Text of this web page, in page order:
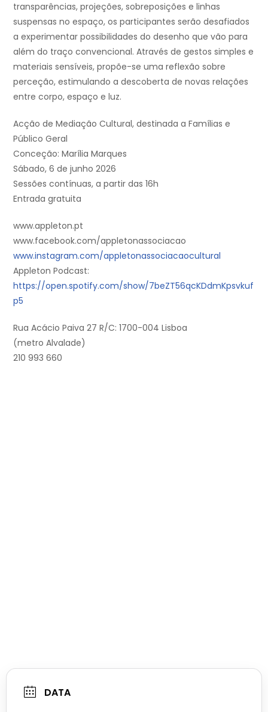
transparências, projeções, sobreposições e linhas
suspensas no espaço, os participantes serão desafiados
a experimentar possibilidades do desenho que vão para
além do traço convencional. Através de gestos simples e
materiais sensíveis, propõe-se uma reflexão sobre
perceção, estimulando a descoberta de novas relações
entre corpo, espaço e luz.
Acção de Mediação Cultural, destinada a Famílias e
Público Geral
Conceção: Marília Marques
Sábado, 6 de junho 2026
Sessões contínuas, a partir das 16h
Entrada gratuita
www.appleton.pt
www.facebook.com/appletonassociacao
www.instagram.com/appletonassociacaocultural
Appleton Podcast:
https://open.spotify.com/show/7beZT56qcKDdmKpsvkuf
p5
Rua Acácio Paiva 27 R/C: 1700-004 Lisboa
(metro Alvalade)
210 993 660
DATA